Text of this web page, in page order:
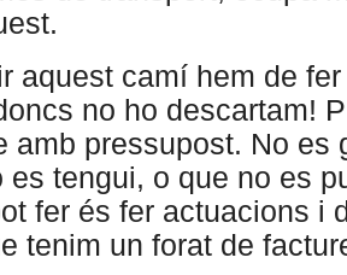
aquest camí hem de
no ho descartam!
amb pressupost. No es
es tengui, o que no es
fer és fer actuacions i
tenim un forat de